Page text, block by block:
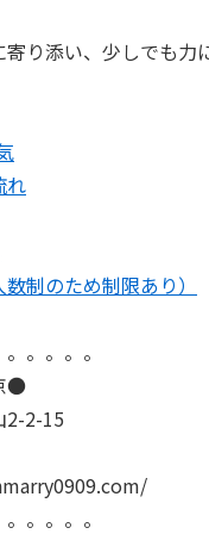
寄り添い、少しでも力
れ
制のため制限あり）
。。。。
●
2-2-15
。。。。